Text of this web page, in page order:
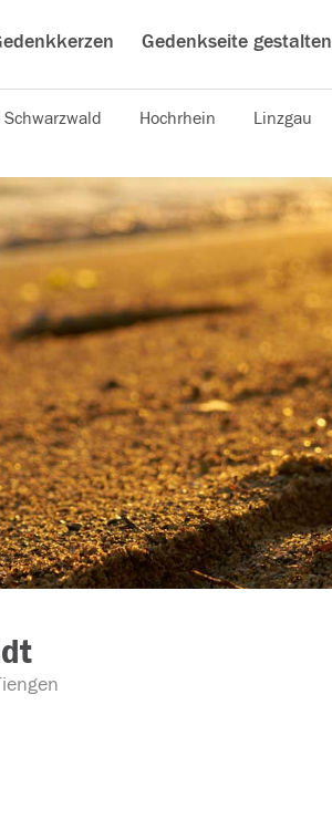
Gedenkseite gestalten
Schwarzwald Hochrhein Linzgau